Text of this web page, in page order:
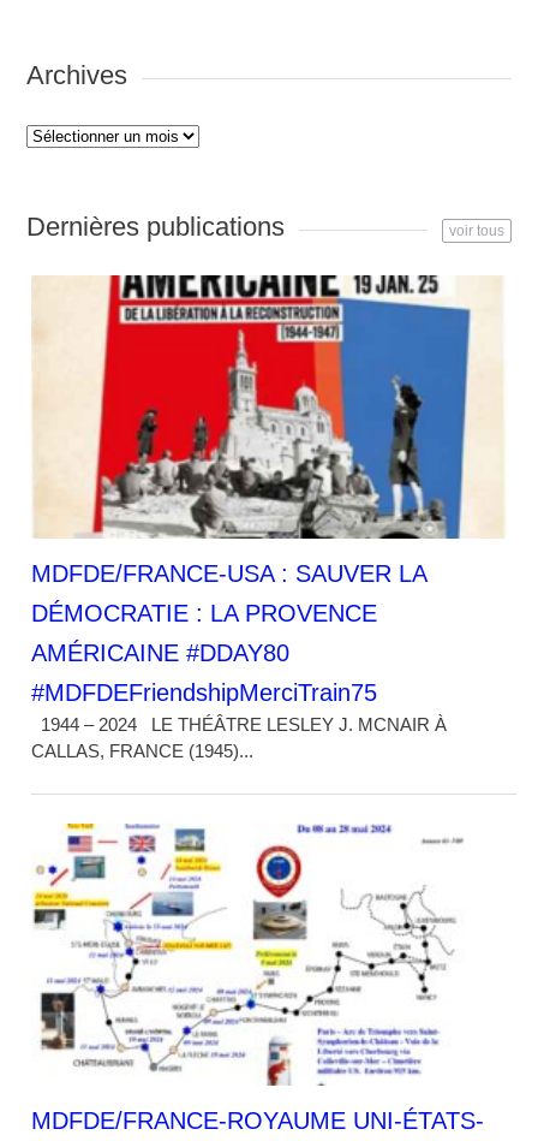
Archives
Archives
Dernières publications voir tous
MDFDE/FRANCE-USA : SAUVER LA
DÉMOCRATIE : LA PROVENCE
AMÉRICAINE #DDAY80
#MDFDEFriendshipMerciTrain75
1944 – 2024 LE THÉÂTRE LESLEY J. MCNAIR À
CALLAS, FRANCE (1945)...
MDFDE/FRANCE-ROYAUME UNI-ÉTATS-